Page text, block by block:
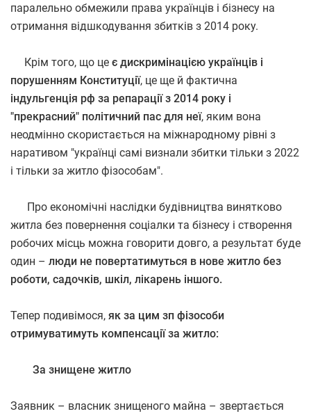
паралельно обмежили права українців і бізнесу на
отримання відшкодування збитків з 2014 року.
Крім того, що це є дискримінацією українців і
порушенням Конституції, це ще й фактична
індульгенція рф за репарації з 2014 року і
"прекрасний" політичний пас для неї, яким вона
неодмінно скористається на міжнародному рівні з
наративом "українці самі визнали збитки тільки з 2022
і тільки за житло фізособам".
Про економічні наслідки будівництва винятково
житла без повернення соціалки та бізнесу і створення
робочих місць можна говорити довго, а результат буде
один – люди не повертатимуться в нове житло без
роботи, садочків, шкіл, лікарень іншого.
Тепер подивімося, як за цим зп фізособи
отримуватимуть компенсації за житло:
За знищене житло
Заявник – власник знищеного майна – звертається